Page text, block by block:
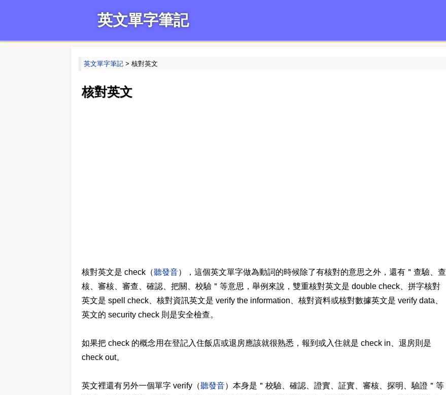
英文單字筆記
英文單字筆記> 核對英文
核對英文
核對英文是 check（聽發音），這個英文單字做為動詞的時候除了有核對的意思之外，還有＂查驗、查
核、審核、審查、確認、把關、校驗＂等意思，舉例來說，雙重核對英文是 double check、拼字核對
英文是 spell check、核對資訊英文是 verify the information、核對資料或核對數據英文是 verify data、
英文的 security check 則是安全檢查。
如果把 check 的概念用在登記入住飯店或退房應該就很熟悉，報到或入住就是 check in、退房則是
check out。
英文裡還有另外一個單字 verify（聽發音）本身是＂校驗、確認、證實、証實、審核、探明、驗證＂等